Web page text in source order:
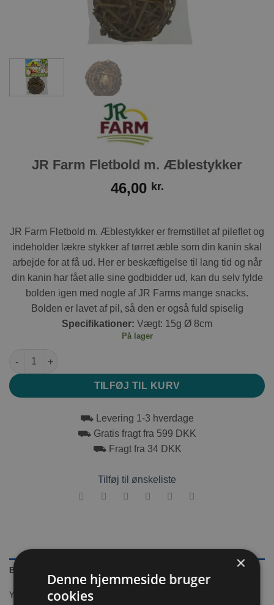
JR Farm Fletbold m. Æblestykker
46,00 kr.
JR Farm Fletbold m. Æblestykker er fremstillet af pileflet og
indeholder lækre stykker af tørret æble som din kanin skal
arbejde for at få ud. Her er beskæftigelse til lang tid og når
din kanin har fået alle sine godbidder ud, kan du selv fylde
bolden igen med nogle af JR Farms mange snacks.
Bolden er lavet af pil, så den er også fuld spiselig
Specifikationer: Vægt: 15g Ø 8cm
På lager
JR Farm Fletbold m. Æblestykker antal
TILFØJ TIL KURV
⛟ Levering 1-3 hverdage
⛟ Gratis fragt fra 599 DKK
⛟ Fragt fra 34 DKK
Tilføj til ønskeliste
BESKRIVELSE
YDERLIGERE INFORMATION
×
Denne hjemmeside bruger
cookies